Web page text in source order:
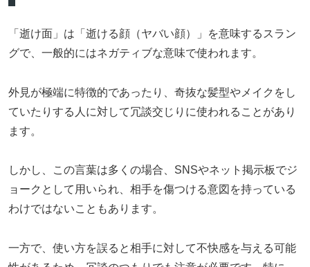
「逝け面」は「逝ける顔（ヤバい顔）」を意味するスラン
グで、一般的にはネガティブな意味で使われます。
外見が極端に特徴的であったり、奇抜な髪型やメイクをし
ていたりする人に対して冗談交じりに使われることがあり
ます。
しかし、この言葉は多くの場合、SNSやネット掲示板でジ
ョークとして用いられ、相手を傷つける意図を持っている
わけではないこともあります。
一方で、使い方を誤ると相手に対して不快感を与える可能